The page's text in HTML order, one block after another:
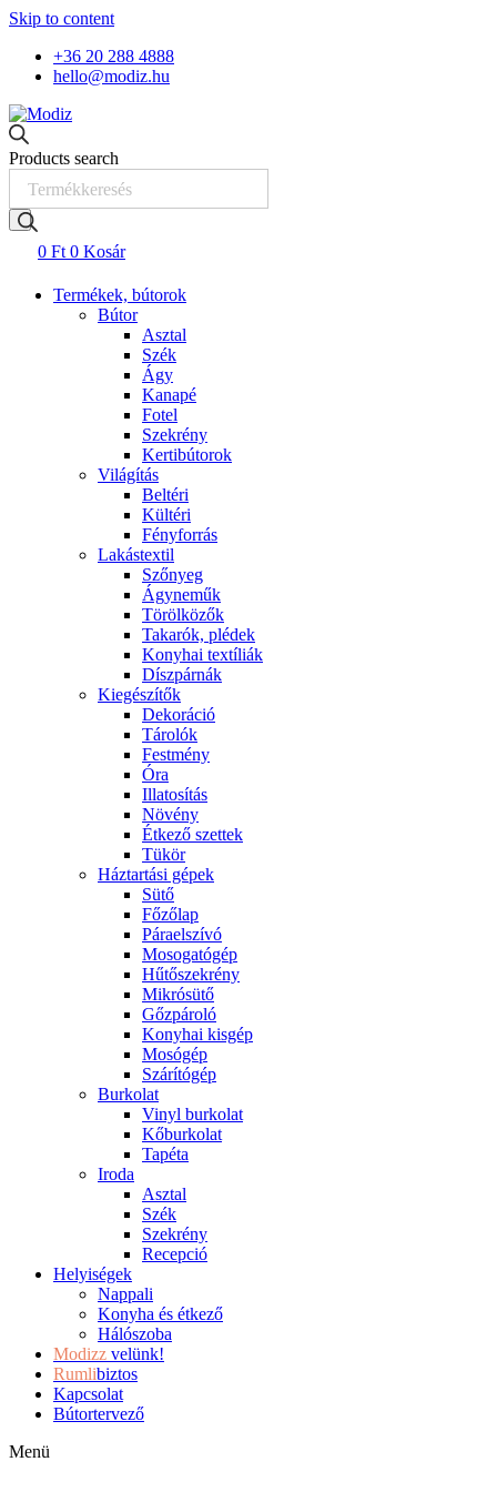
Skip to content
+36 20 288 4888
hello@modiz.hu
Products search
0 Ft 0 Kosár
Termékek, bútorok
Bútor
Asztal
Szék
Ágy
Kanapé
Fotel
Szekrény
Kertibútorok
Világítás
Beltéri
Kültéri
Fényforrás
Lakástextil
Szőnyeg
Ágyneműk
Törölközők
Takarók, plédek
Konyhai textíliák
Díszpárnák
Kiegészítők
Dekoráció
Tárolók
Festmény
Óra
Illatosítás
Növény
Étkező szettek
Tükör
Háztartási gépek
Sütő
Főzőlap
Páraelszívó
Mosogatógép
Hűtőszekrény
Mikrósütő
Gőzpároló
Konyhai kisgép
Mosógép
Szárítógép
Burkolat
Vinyl burkolat
Kőburkolat
Tapéta
Iroda
Asztal
Szék
Szekrény
Recepció
Helyiségek
Nappali
Konyha és étkező
Hálószoba
Modizz velünk!
Rumlibiztos
Kapcsolat
Bútortervező
Menü